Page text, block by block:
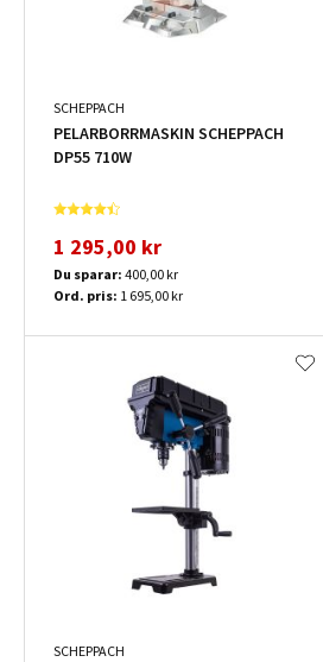
SCHEPPACH
PELARBORRMASKIN SCHEPPACH
DP55 710W
1 295,00 kr
Du sparar: 400,00 kr
Ord. pris: 1 695,00 kr
SCHEPPACH